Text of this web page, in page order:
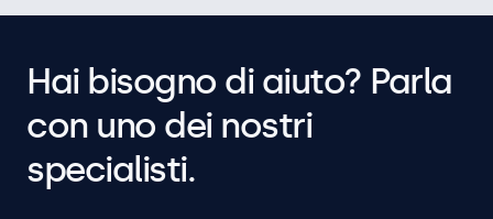
Hai bisogno di aiuto? Parla
con uno dei nostri
specialisti.